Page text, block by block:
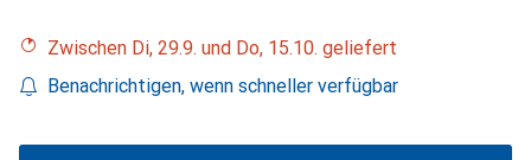
Zwischen Di, 29.9. und Do, 15.10. geliefert
Benachrichtigen, wenn schneller verfügbar